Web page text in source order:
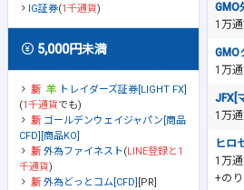
IG証券(1千通貨)
5,000円未満
トレイダーズ証券[LIGHT FX]
(1千通貨でも)
ゴールデンウェイジャパン[商品
CFD][商品KO]
外為ファイネスト(LINE登録と1
千通貨)
外為どっとコム[CFD] [PR]
GMO
1万
GMO
1万
JFX[
1万
ヒロ
1万
+の